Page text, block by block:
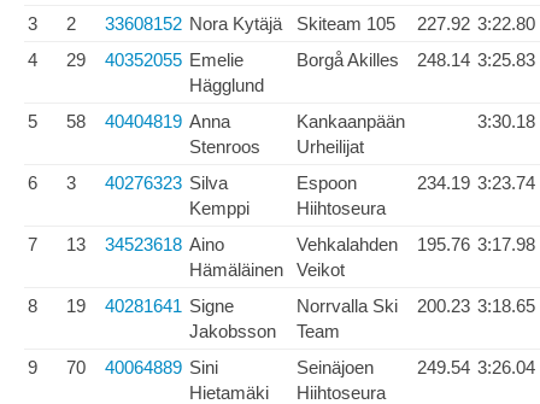
3 2 33608152 Nora Kytäjä Skiteam 105 227.92 3:22.80
4
29 40352055 Emelie
Hägglund
Borgå Akilles 248.14 3:25.83
5 58 40404819 Anna
Stenroos
Kankaanpään
Urheilijat
3:30.18
6 3 40276323 Silva
Kemppi
Espoon
Hiihtoseura
234.19 3:23.74
7 13 34523618 Aino
Hämäläinen
Vehkalahden
Veikot
195.76 3:17.98
8 19 40281641 Signe
Jakobsson
Norrvalla Ski
Team
200.23 3:18.65
9 70 40064889 Sini
Hietamäki
Seinäjoen
Hiihtoseura
249.54 3:26.04